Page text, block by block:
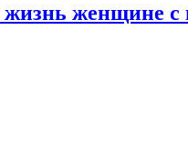
женщине с